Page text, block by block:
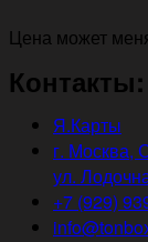
Цена может
Контакты:
Я.Карты
г. Москва,
ул.
+7 (929)